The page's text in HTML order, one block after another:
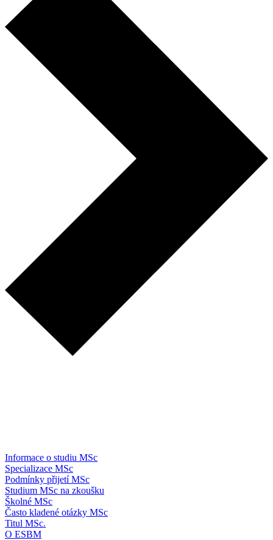
Informace o studiu MSc
Specializace MSc
Podmínky přijetí MSc
Studium MSc na zkoušku
Školné MSc
Často kladené otázky MSc
Titul MSc.
O ESBM